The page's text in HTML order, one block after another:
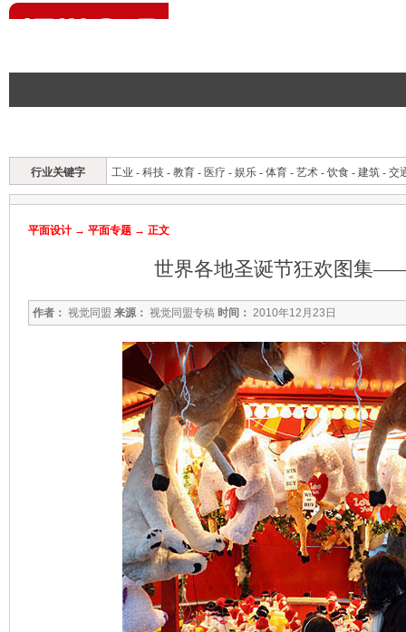
行业关键字 工业 - 科技 - 教育 - 医疗 - 娱乐 - 体育 - 艺术 - 饮食 - 建筑 - 交
平面设计 → 平面专题 → 正文
世界各地圣诞节狂欢图集
作者： 视觉同盟 来源： 视觉同盟专稿 时间： 2010年12月23日